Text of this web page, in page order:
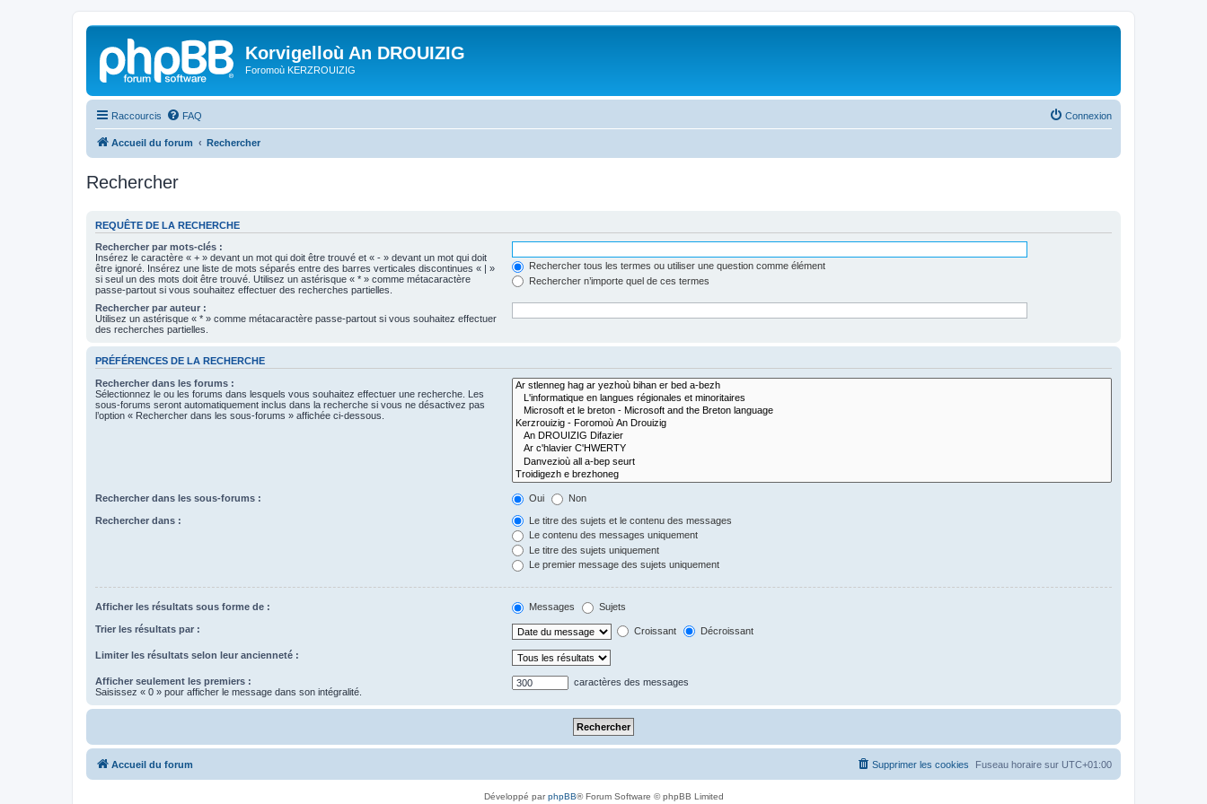
Korvigelloù An DROUIZIG
Foromoù KERZROUIZIG
Raccourcis FAQ Connexion
Accueil du forum Rechercher
Rechercher
REQUÊTE DE LA RECHERCHE
Rechercher par mots-clés :
Insérez le caractère « + » devant un mot qui doit être trouvé et « - » devant un mot qui doit
être ignoré. Insérez une liste de mots séparés entre des barres verticales discontinues « | »
si seul un des mots doit être trouvé. Utilisez un astérisque « * » comme métacaractère
passe-partout si vous souhaitez effectuer des recherches partielles.
Rechercher tous les termes ou utiliser une question comme élément
Rechercher n’importe quel de ces termes
Rechercher par auteur :
Utilisez un astérisque « * » comme métacaractère passe-partout si vous souhaitez effectuer
des recherches partielles.
PRÉFÉRENCES DE LA RECHERCHE
Rechercher dans les forums :
Sélectionnez le ou les forums dans lesquels vous souhaitez effectuer une recherche. Les
sous-forums seront automatiquement inclus dans la recherche si vous ne désactivez pas
l’option « Rechercher dans les sous-forums » affichée ci-dessous.
Rechercher dans les sous-forums : Oui Non
Rechercher dans :
Le titre des sujets et le contenu des messages
Le contenu des messages uniquement
Le titre des sujets uniquement
Le premier message des sujets uniquement
Afficher les résultats sous forme de : Messages Sujets
Trier les résultats par : Croissant Décroissant
Limiter les résultats selon leur ancienneté :
Afficher seulement les premiers :
Saisissez « 0 » pour afficher le message dans son intégralité.
caractères des messages
Accueil du forum Fuseau horaire sur UTC+01:00
Supprimer les cookies
Développé parphpBB® Forum Software © phpBB Limited